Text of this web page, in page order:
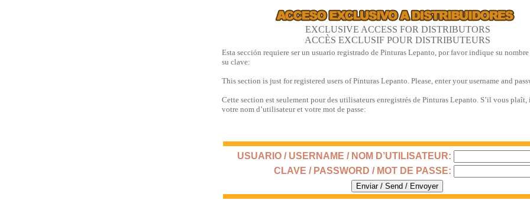
EXCLUSIVE ACCESS FOR DISTRIBUTORS
ACCÈS EXCLUSIF POUR DISTRIBUTEURS
Esta sección requiere ser un usuario registrado de Pinturas Lepanto, por favor indique su
su clave:
This section is just for registered users of Pinturas Lepanto. Please, enter your username and
Cette section est seulement pour des utilisateurs enregistrés de Pinturas Lepanto. S’il vous
votre nom d’utilisateur et votre mot de passe:
USUARIO / USERNAME / NOM D’UTILISATEUR:
CLAVE / PASSWORD / MOT DE PASSE: